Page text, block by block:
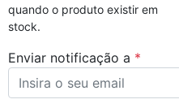
quando o produto existir em
stock.
Enviar notificação a